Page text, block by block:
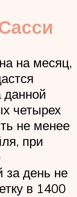
на месяц,
данной
четырех
не менее
при
за день не
в 1400